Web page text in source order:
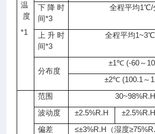
温
度
*1
下降时
间*3
全程平均1℃/
上升时
间*3
全程平均
分布度
±1℃ (-60～
±2℃ (100.1～
范围
波动度
±2.5%R.H ±2.5%R.H
偏差
≤±3%R.H（湿度